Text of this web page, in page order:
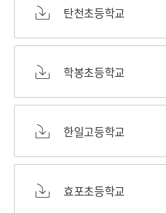
탄천초등학교
학봉초등학교
한일고등학교
효포초등학교